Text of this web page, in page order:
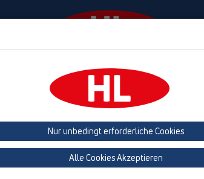
Unternehmen HL Haus
Produktübersicht
15 Großabläufe
Nur unbedingt erforderliche Cookies
Alle Cookies Akzeptieren